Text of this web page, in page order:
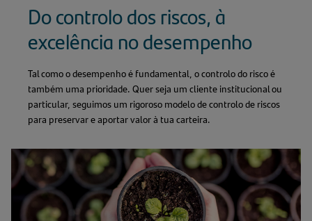
Do controlo dos riscos, à
excelência no desempenho
Tal como o desempenho é fundamental, o controlo do risco é
também uma prioridade. Quer seja um cliente institucional ou
particular, seguimos um rigoroso modelo de controlo de riscos
para preservar e aportar valor à tua carteira.